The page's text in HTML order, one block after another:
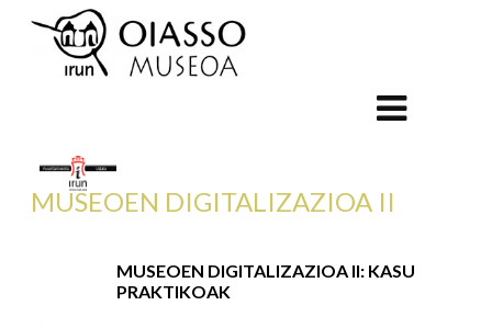
MUSEOEN DIGITALIZAZIOA II
MUSEOEN DIGITALIZAZIOA II: KASU
PRAKTIKOAK